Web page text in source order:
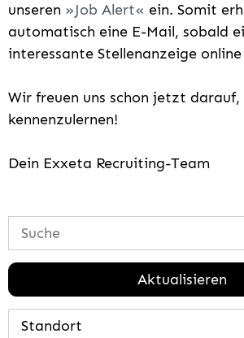
unseren
Job Alert
ein. Somit
automatisch eine E-Mail, sobald
interessante Stellenanzeige
Wir freuen uns schon jetzt darauf,
kennenzulernen!
Dein Exxeta Recruiting-Team
Aktualisieren
Standort